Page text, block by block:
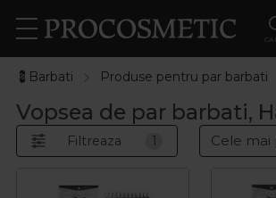
💈Barbati Produse pentru par barbati
Vopsea de par barbati,
Filtreaza 1